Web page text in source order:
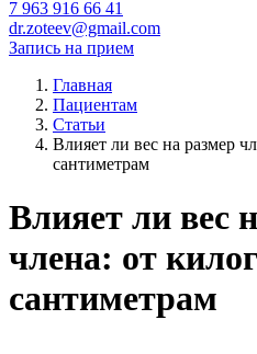
7 963 916 66 41
dr.zoteev@gmail.com
Запись на прием
Главная
Пациентам
Статьи
Влияет ли вес на размер
сантиметрам
Влияет ли вес
члена: от
сантиметрам